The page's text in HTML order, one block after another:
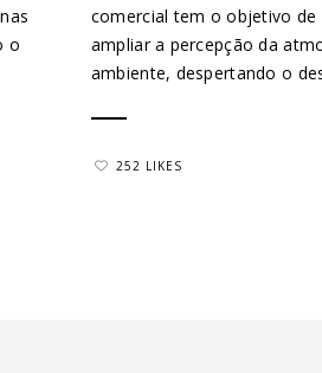
o
comercial tem o objetivo de
ampliar a percepção da
ambiente, despertando o
252 LIKES